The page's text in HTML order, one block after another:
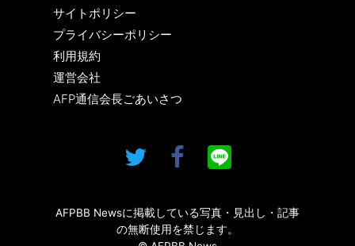
サイトポリシー
プライバシーポリシー
利用規約
運営会社
AFP通信会長ごあいさつ
AFPBB Newsに掲載している写真・見出し・記事
の無断使用を禁じます。